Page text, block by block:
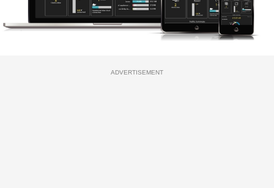
ADVERTISEMENT